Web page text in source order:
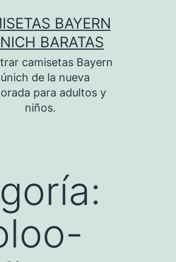
BAYERN
BARATAS
camisetas Bayern
de la nueva
para adultos y
niños.